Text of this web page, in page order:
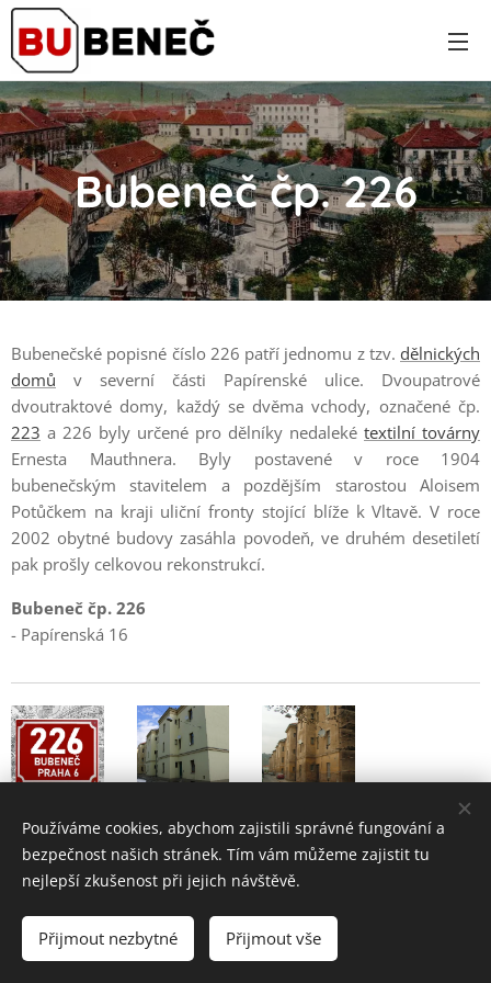
Bubeneč čp. 226
Bubenečské popisné číslo 226 patří jednomu z tzv. dělnických
domů v severní části Papírenské ulice. Dvoupatrové
dvoutraktové domy, každý se dvěma vchody, označené čp.
223 a 226 byly určené pro dělníky nedaleké textilní továrny
Ernesta Mauthnera. Byly postavené v roce 1904
bubenečským stavitelem a pozdějším starostou Aloisem
Potůčkem na kraji uliční fronty stojící blíže k Vltavě. V roce
2002 obytné budovy zasáhla povodeň, ve druhém desetiletí
pak prošly celkovou rekonstrukcí.
Bubeneč čp. 226
- Papírenská 16
2004 - 2026 •
www.bubenec.eu
Používáme cookies, abychom zajistili správné fungování a
bezpečnost našich stránek. Tím vám můžeme zajistit tu
nejlepší zkušenost při jejich návštěvě.
Přijmout nezbytné Přijmout vše